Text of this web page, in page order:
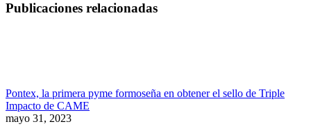
Publicaciones relacionadas
Pontex, la primera pyme formoseña en obtener el sello de Triple
Impacto de CAME
mayo 31, 2023